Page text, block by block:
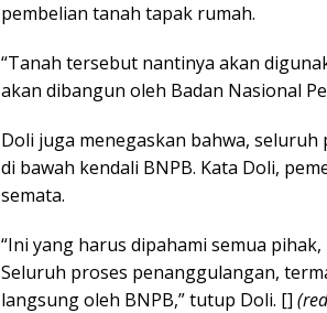
pembelian tanah tapak rumah.
“Tanah tersebut nantinya akan
akan dibangun oleh Badan Nasional
Doli juga menegaskan bahwa,
di bawah kendali BNPB. Kata Doli,
semata.
“Ini yang harus dipahami semua
Seluruh proses penanggulangan,
langsung oleh BNPB,” tutup Doli. []